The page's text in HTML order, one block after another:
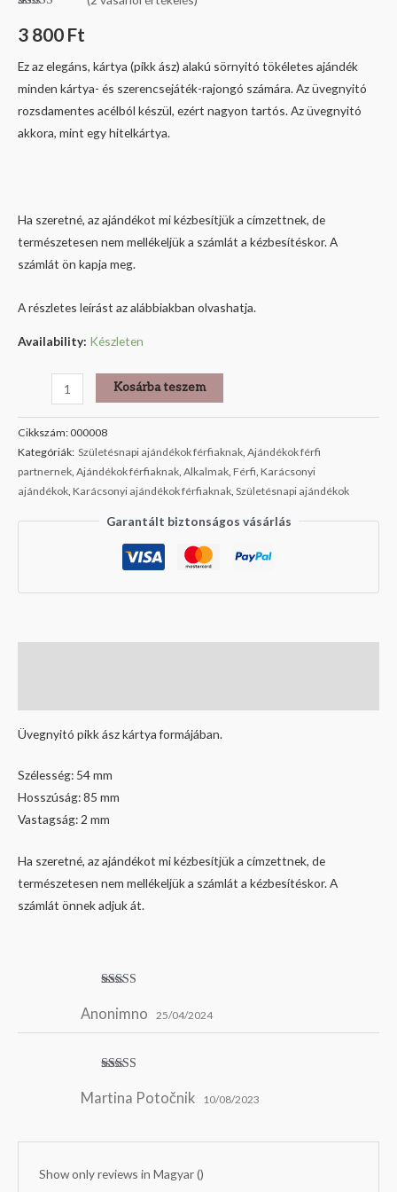
5.00az 5-
ből,
alapján
3 800 Ft
Ez az elegáns, kártya (pikk ász) alakú sörnyitó tökéletes ajándék
minden kártya- és szerencsejáték-rajongó számára. Az üvegnyitó
rozsdamentes acélból készül, ezért nagyon tartós. Az üvegnyitó
akkora, mint egy hitelkártya.
Ha szeretné, az ajándékot mi kézbesítjük a címzettnek, de
természetesen nem mellékeljük a számlát a kézbesítéskor. A
számlát ön kapja meg.
A részletes leírást az alábbiakban olvashatja.
Availability: Készleten
Kosárba teszem
Cikkszám:000008
Kategóriák: Születésnapi ajándékok férfiaknak, Ajándékok férfi
partnernek, Ajándékok férfiaknak, Alkalmak, Férfi, Karácsonyi
ajándékok, Karácsonyi ajándékok férfiaknak, Születésnapi ajándékok
Garantált biztonságos vásárlás
Üvegnyitó pikk ász kártya formájában.
Szélesség: 54 mm
Hosszúság: 85 mm
Vastagság: 2 mm
Ha szeretné, az ajándékot mi kézbesítjük a címzettnek, de
természetesen nem mellékeljük a számlát a kézbesítéskor. A
számlát önnek adjuk át.
/ 5
Anonimno 25/04/2024
/ 5
Martina Potočnik 10/08/2023
Show only reviews in Magyar ()